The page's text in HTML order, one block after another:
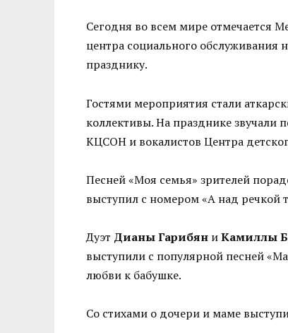
Сегодня во всем мире отмечается
центра социального обслуживания
празднику.
Гостями мероприятия стали
коллективы. На празднике звучали
КЦСОН и вокалистов Центра
Песней «Моя семья» зрителей
выступил с номером «А над речкой
Дуэт Дианы Гарибян иКамиллы
выступили с популярной песней
любви к бабушке.
Со стихами о дочери и маме